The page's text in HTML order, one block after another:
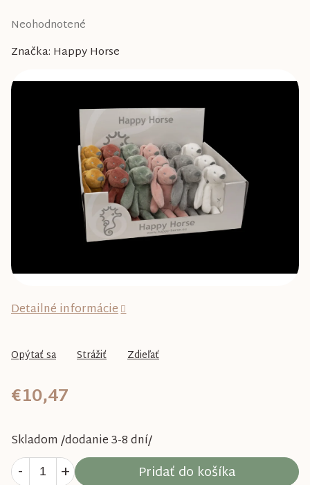
Priemerné
produktu
0,0
Neohodnotené
Značka: Happy Horse
€10,47
Skladom /dodanie 3-8 dní/
Pridať do košíka
Detailné informácie
Opýtať sa Strážiť Zdieľať